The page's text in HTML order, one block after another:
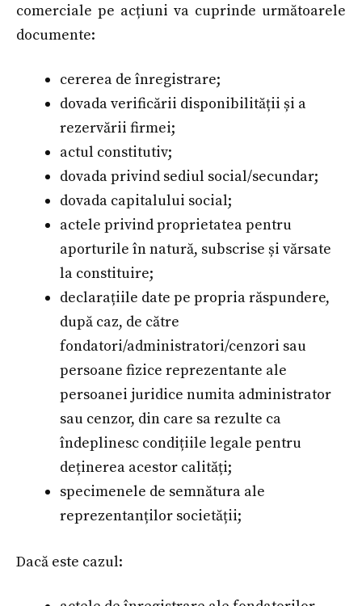
comerciale pe acțiuni va cuprinde următoarele
documente:
cererea de înregistrare;
dovada verificării disponibilității și a
rezervării firmei;
actul constitutiv;
dovada privind sediul social/secundar;
dovada capitalului social;
actele privind proprietatea pentru
aporturile în natură, subscrise și vărsate
la constituire;
declarațiile date pe propria răspundere,
după caz, de către
fondatori/administratori/cenzori sau
persoane fizice reprezentante ale
persoanei juridice numita administrator
sau cenzor, din care sa rezulte ca
îndeplinesc condițiile legale pentru
deținerea acestor calități;
specimenele de semnătura ale
reprezentanților societății;
Dacă este cazul: